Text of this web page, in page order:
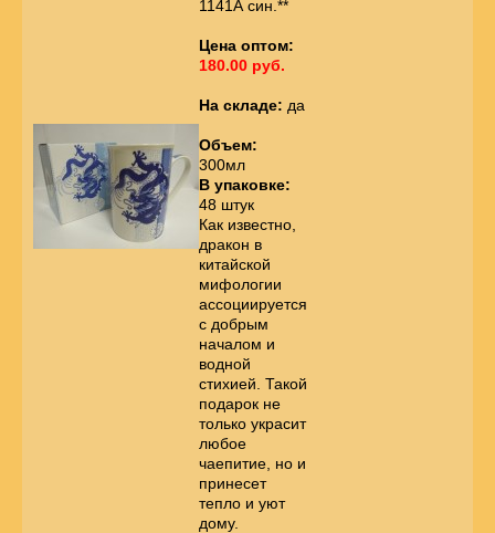
1141А син.**
Цена оптом:
180.00 руб.
На складе: да
Объем:
300мл
В упаковке:
48 штук
Как известно,
дракон в
китайской
мифологии
ассоциируется
с добрым
началом и
водной
стихией. Такой
подарок не
только украсит
любое
чаепитие, но и
принесет
тепло и уют
дому.